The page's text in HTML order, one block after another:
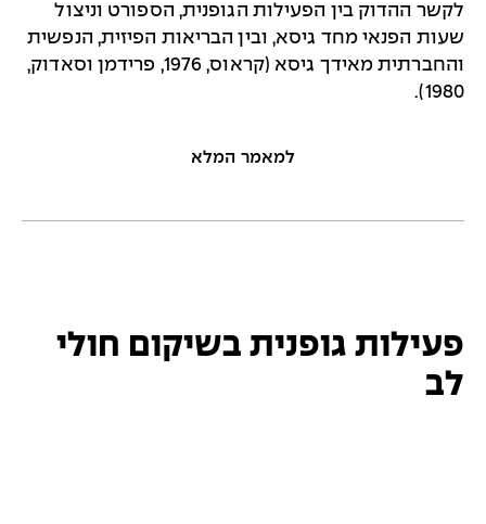
לקשר ההדוק בין הפעילות הגופנית, הספורט וניצול
שעות הפנאי מחד גיסא, ובין הבריאות הפיזית, הנפשית
והחברתית מאידך גיסא (קראוס, 1976, פרידמן וסאדוק,
1980).
למאמר המלא
פעילות גופנית בשיקום חולי
לב